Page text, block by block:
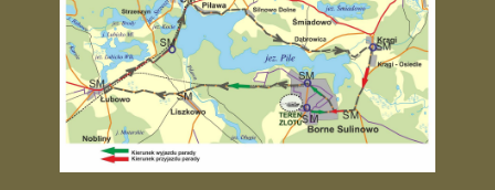
Aktualności
Program Zlotu
Regulaminy / Opłaty